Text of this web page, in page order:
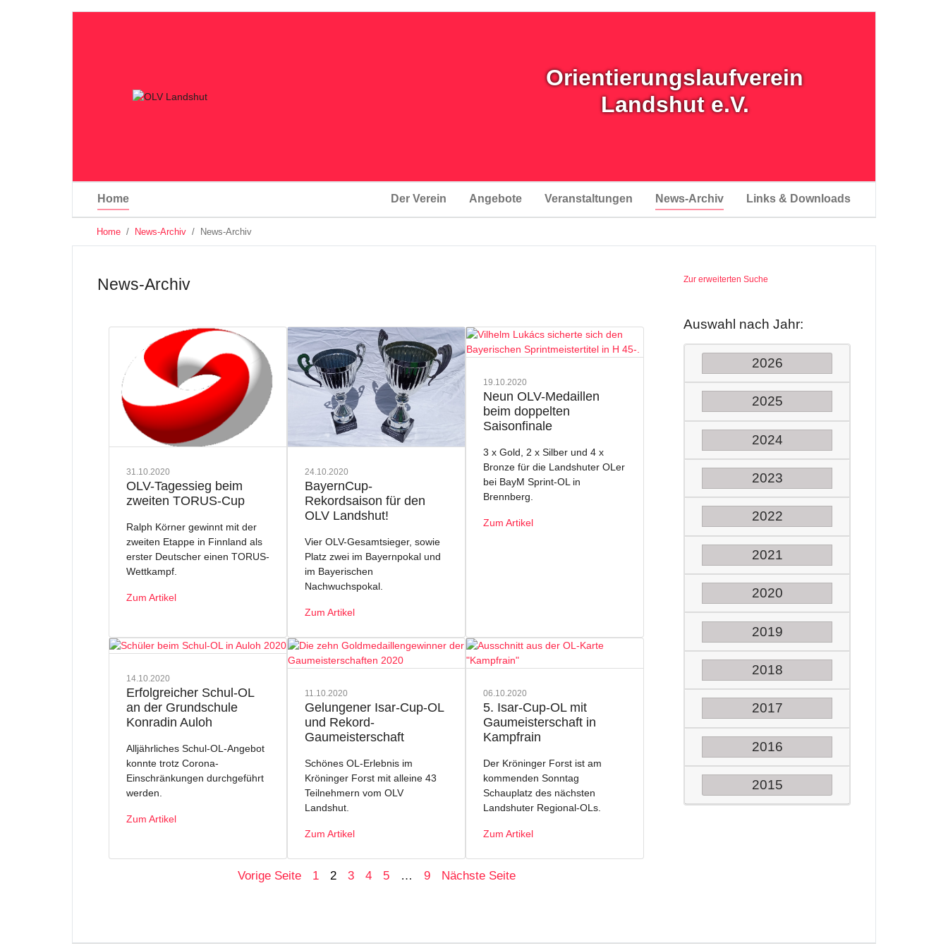
Orientierungslaufverein
Landshut e.V.
Home Der Verein Angebote Veranstaltungen News-Archiv Links & Downloads
are
Home News-Archiv News-Archiv
contentNews-Archiv
31.10.2020
OLV-Tagessieg beim
zweiten TORUS-Cup
Ralph Körner gewinnt mit der
zweiten Etappe in Finnland als
erster Deutscher einen TORUS-
Wettkampf.
Zum Artikel
24.10.2020
BayernCup-
Rekordsaison für den
OLV Landshut!
Vier OLV-Gesamtsieger, sowie
Platz zwei im Bayernpokal und
im Bayerischen
Nachwuchspokal.
Zum Artikel
19.10.2020
Neun OLV-Medaillen
beim doppelten
Saisonfinale
3 x Gold, 2 x Silber und 4 x
Bronze für die Landshuter OLer
bei BayM Sprint-OL in
Brennberg.
Zum Artikel
14.10.2020
Erfolgreicher Schul-OL
an der Grundschule
Konradin Auloh
Alljährliches Schul-OL-Angebot
konnte trotz Corona-
Einschränkungen durchgeführt
werden.
Zum Artikel
11.10.2020
Gelungener Isar-Cup-OL
und Rekord-
Gaumeisterschaft
Schönes OL-Erlebnis im
Kröninger Forst mit alleine 43
Teilnehmern vom OLV
Landshut.
Zum Artikel
06.10.2020
5. Isar-Cup-OL mit
Gaumeisterschaft in
Kampfrain
Der Kröninger Forst ist am
kommenden Sonntag
Schauplatz des nächsten
Landshuter Regional-OLs.
Zum Artikel
Vorige Seite 1 2 3 4 5 … 9 Nächste Seite
Zur erweiterten Suche
Auswahl nach Jahr:
2026
2025
2024
2023
2022
2021
2020
2019
2018
2017
2016
2015